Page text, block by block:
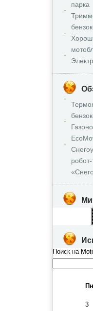
парка
Поиск на
Пн
3